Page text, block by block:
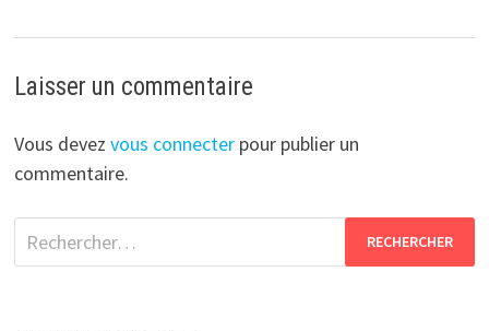
Laisser un commentaire
Vous devez vous connecterpour publier un
commentaire.
Rechercher :